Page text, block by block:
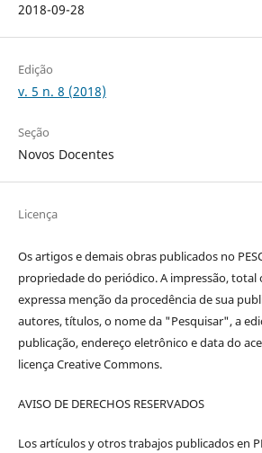
2018-09-28
Edição
v. 5 n. 8 (2018)
Seção
Novos Docentes
Licença
Os artigos e demais obras publicados no
propriedade do periódico. A impressão, total
expressa menção da procedência de sua
autores, títulos, o nome da "Pesquisar", a
publicação, endereço eletrônico e data do
licença Creative Commons.
AVISO DE DERECHOS RESERVADOS
Los artículos y otros trabajos publicados en